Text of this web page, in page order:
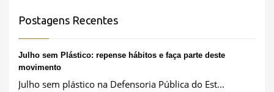
Postagens Recentes
Julho sem Plástico: repense hábitos e faça parte deste
movimento
Julho sem plástico na Defensoria Pública do Est...